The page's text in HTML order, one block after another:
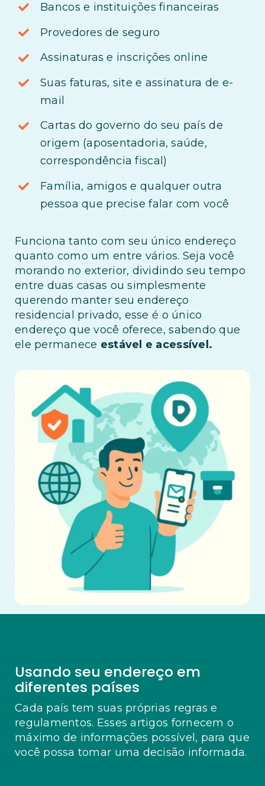
Bancos e instituições financeiras
Provedores de seguro
Assinaturas e inscrições online
Suas faturas, site e assinatura de e-
mail
Cartas do governo do seu país de
origem (aposentadoria, saúde,
correspondência fiscal)
Família, amigos e qualquer outra
pessoa que precise falar com você
Funciona tanto com seu único endereço
quanto como um entre vários. Seja você
morando no exterior, dividindo seu tempo
entre duas casas ou simplesmente
querendo manter seu endereço
residencial privado, esse é o único
endereço que você oferece, sabendo que
ele permanece estável e acessível.
Usando seu endereço em
diferentes países
Cada país tem suas próprias regras e
regulamentos. Esses artigos fornecem o
máximo de informações possível, para que
você possa tomar uma decisão informada.